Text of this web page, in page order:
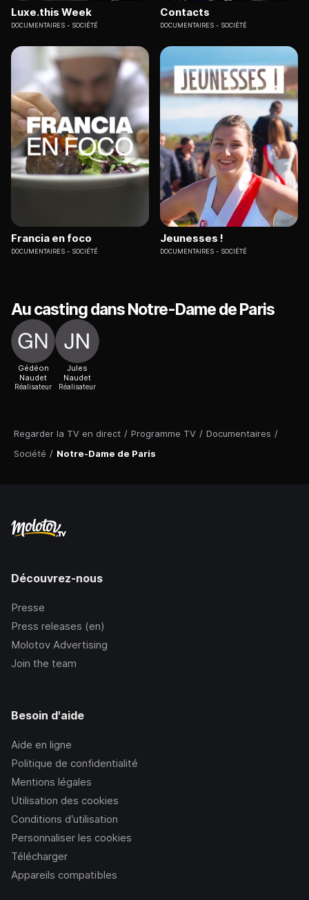
Regarder la TV en direct / Programme TV / Documentaires /
Société / Notre-Dame de Paris
Luxe.this Week
DOCUMENTAIRES SOCIÉTÉ
Contacts
DOCUMENTAIRES SOCIÉTÉ
Francia en foco
DOCUMENTAIRES SOCIÉTÉ
Jeunesses !
DOCUMENTAIRES SOCIÉTÉ
Au casting dans Notre-Dame de Paris
Gédéon
Naudet
Réalisateur
Jules
Naudet
Réalisateur
Découvrez-nous
Presse
Press releases (en)
Molotov Advertising
Join the team
Besoin d'aide
Aide en ligne
Politique de confidentialité
Mentions légales
Utilisation des cookies
Conditions d’utilisation
Personnaliser les cookies
Télécharger
Appareils compatibles